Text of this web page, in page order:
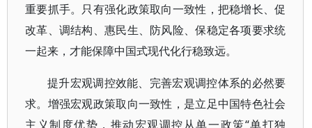
重要抓手。只有强化政策取向一致性，把稳增长、促
改革、调结构、惠民生、防风险、保稳定各项要求统
一起来，才能保障中国式现代化行稳致远。
提升宏观调控效能、完善宏观调控体系的必然要
求。增强宏观政策取向一致性，是立足中国特色社会
主义制度优势，推动宏观调控从单一政策“单打独